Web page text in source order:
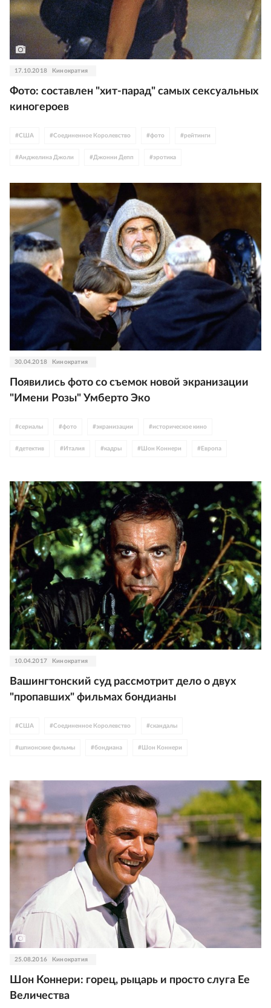
17.10.2018 Кинократия
Фото: составлен "хит-парад" самых сексуальных
киногероев
#США #Соединенное Королевство #фото #рейтинги
#Анджелина Джоли # Джонни Депп #эротика
#Хью Джекман # Джордж Клуни #Джулия Робертс
Мэрилин Монро
30.04.2018 Кинократия
Появились фото со съемок новой экранизации
"Имени Розы" Умберто Эко
#сериалы #фото #экранизации #историческое кино
#детектив # Италия #кадры # Шон Коннери # Европа
10.04.2017 Кинократия
Вашингтонский суд рассмотрит дело о двух
"пропавших" фильмах бондианы
#США #Соединенное Королевство #скандалы
#шпионские фильмы #бондиана # Шон Коннери
25.08.2016 Кинократия
Шон Коннери: горец, рыцарь и просто слуга Ее
Величества